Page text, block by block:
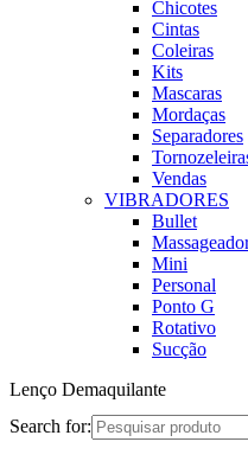
Chicotes
Cintas
Coleiras
Kits
Mascaras
Mordaças
Separadores
Vendas
VIBRADORES
Bullet
Mini
Personal
Ponto G
Rotativo
Sucção
Lenço Demaquilante
Search for: